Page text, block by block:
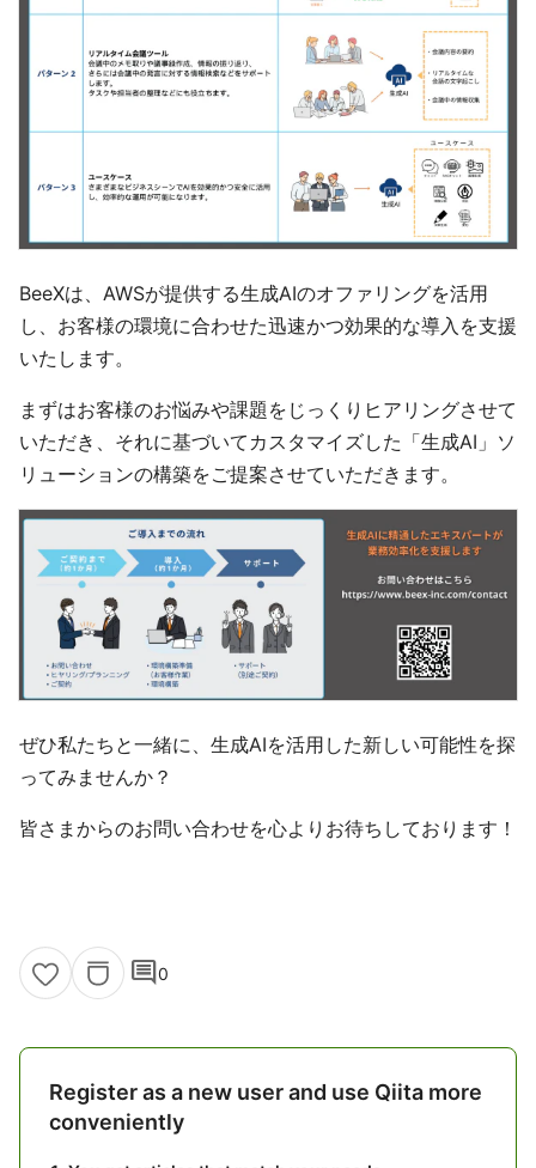
BeeXは、AWSが提供する生成AIのオファリングを活用
し、お客様の環境に合わせた迅速かつ効果的な導入を支援
いたします。
まずはお客様のお悩みや課題をじっくりヒアリングさせて
いただき、それに基づいてカスタマイズした「生成AI」ソ
リューションの構築をご提案させていただきます。
ぜひ私たちと一緒に、生成AIを活用した新しい可能性を探
ってみませんか？
皆さまからのお問い合わせを心よりお待ちしております！
comment0
Register as a new user and use Qiita more
conveniently